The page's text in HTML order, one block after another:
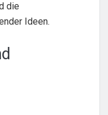
die
Ideen.